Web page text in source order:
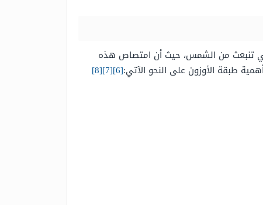
تنبعث من الشمس، حيث أن امتصاص هذه
طبقة الأوزون على النحو الآتي:[6]
[7]
[8]